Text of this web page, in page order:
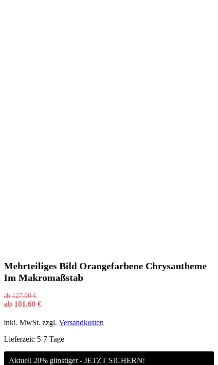
Mehrteiliges Bild Orangefarbene Chrysantheme
Im Makromaßstab
ab127,00€
ab 101,60 €
inkl. MwSt. zzgl. Versandkosten
Lieferzeit: 5-7 Tage
Aktuell 20% günstiger - JETZT SICHERN!